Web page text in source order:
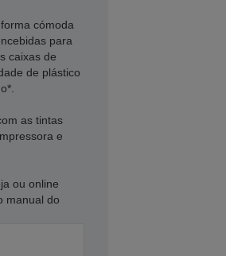
cómoda
para
caixas de
de plástico
as tintas
e
ou online
manual do